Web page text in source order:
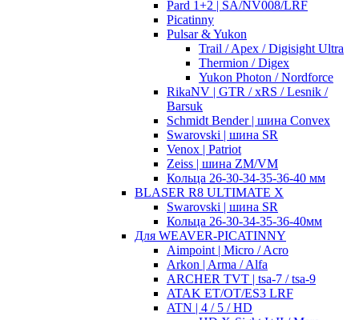
Pard 1+2 | SA/NV008/LRF
Picatinny
Pulsar & Yukon
Trail / Apex / Digisight Ultra
Thermion / Digex
Yukon Photon / Nordforce
RikaNV | GTR / xRS / Lesnik /
Barsuk
Schmidt Bender | шина Convex
Swarovski | шина SR
Venox | Patriot
Zeiss | шина ZM/VM
Кольца 26-30-34-35-36-40 мм
BLASER R8 ULTIMATE X
Swarovski | шина SR
Кольца 26-30-34-35-36-40мм
Для WEAVER-PICATINNY
Aimpoint | Micro / Acro
Arkon | Arma / Alfa
ARCHER TVT | tsa-7 / tsa-9
ATAK ET/OT/ES3 LRF
ATN | 4 / 5 / HD